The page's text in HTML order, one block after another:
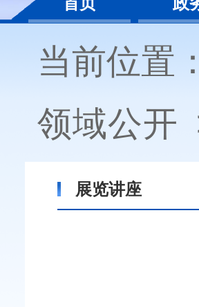
当前位置
领域公开
展览讲座